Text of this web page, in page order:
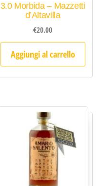
3.0 Morbida – Mazzetti
d’Altavilla
€20.00
Aggiungi al carrello